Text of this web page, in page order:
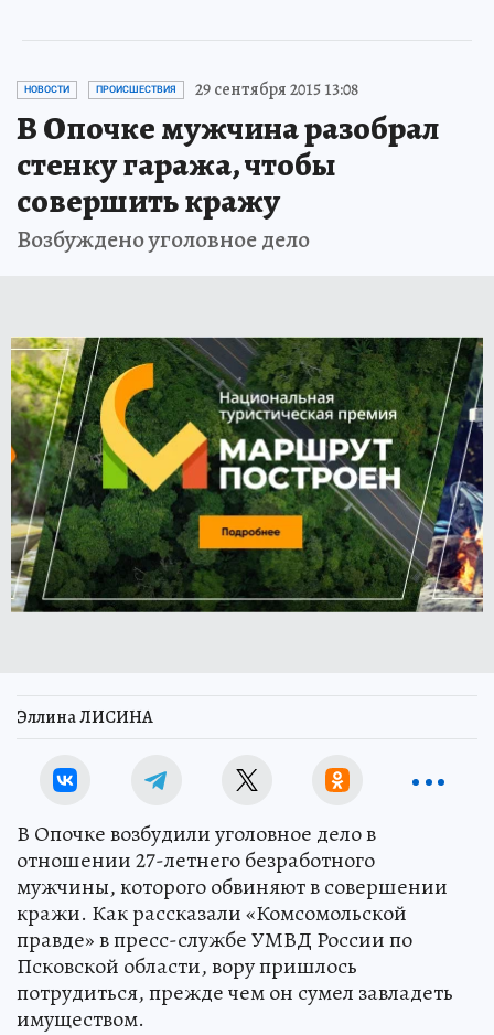
НОВОСТИ ПРОИСШЕСТВИЯ 29 сентября 2015 13:08
В Опочке мужчина разобрал
стенку гаража, чтобы
совершить кражу
Возбуждено уголовное дело
Эллина ЛИСИНА
В Опочке возбудили уголовное дело в
отношении 27-летнего безработного
мужчины, которого обвиняют в совершении
кражи. Как рассказали «Комсомольской
правде» в пресс-службе УМВД России по
Псковской области, вору пришлось
потрудиться, прежде чем он сумел завладеть
имуществом.